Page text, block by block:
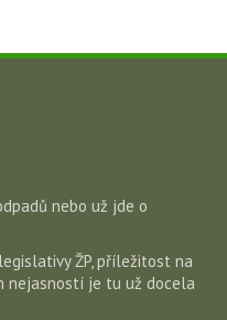
nebo už jde o
ŽP, příležitost na
nejasností je tu už docela